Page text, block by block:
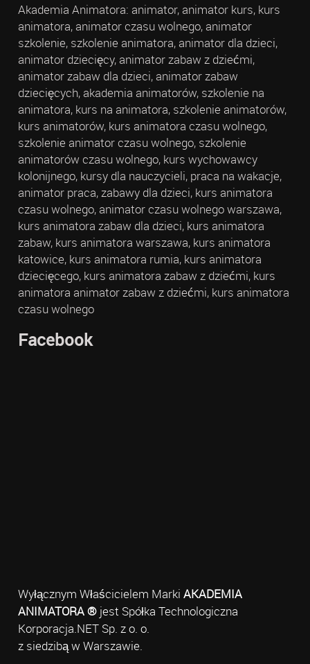
Akademia Animatora: animator, animator kurs, kurs
animatora, animator czasu wolnego, animator
szkolenie, szkolenie animatora, animator dla dzieci,
animator dziecięcy, animator zabaw z dziećmi,
animator zabaw dla dzieci, animator zabaw
dziecięcych, akademia animatorów, szkolenie na
animatora, kurs na animatora, szkolenie animatorów,
kurs animatorów, kurs animatora czasu wolnego,
szkolenie animator czasu wolnego, szkolenie
animatorów czasu wolnego, kurs wychowawcy
kolonijnego, kursy dla nauczycieli, praca na wakacje,
animator praca, zabawy dla dzieci, kurs animatora
czasu wolnego, animator czasu wolnego warszawa,
kurs animatora zabaw dla dzieci, kurs animatora
zabaw, kurs animatora warszawa, kurs animatora
katowice, kurs animatora rumia, kurs animatora
dziecięcego, kurs animatora zabaw z dziećmi, kurs
animatora animator zabaw z dziećmi, kurs animatora
czasu wolnego
Facebook
Wyłącznym Właścicielem Marki AKADEMIA
ANIMATORA ®jest Spółka Technologiczna
Korporacja.NET Sp. z o. o.
z siedzibą w Warszawie.